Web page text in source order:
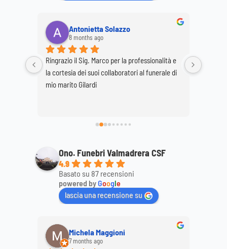
Antonietta Solazzo
8 months ago
Ringrazio il Sig. Marco per la professionalità e
la cortesia dei suoi collaboratori al funerale di
mio marito Gilardi
Ono. Funebri Valmadrera CSF
4.9
Basato su 87 recensioni
powered byGoogle
lascia una recensione su
Michela Maggioni
7 months ago